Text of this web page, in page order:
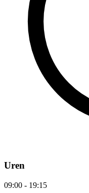
Uren
09:00 - 19:15